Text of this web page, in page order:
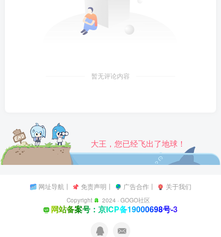
暂无评论内容
大王，您已经飞出了地球！
网址导航丨 免责声明 丨 广告合作丨 关于我们
Copyright 2024 ·GOGO社区
网站备案号：京ICP备19000698号-3